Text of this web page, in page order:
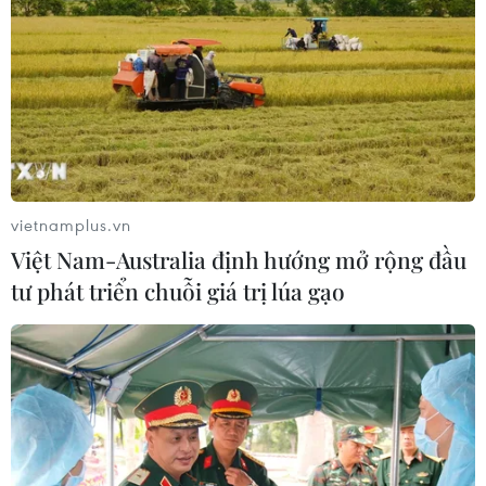
Quy định nguyên tắc hoạt động của
Ban Chỉ đạo Trung ương phòng,
chống ma túy
10/08/2026 12:00
Đẩy nhanh tiến độ cao tốc CT.07
đoạn Hà Nội-Thái Nguyên-Chợ Mới
10/08/2026 11:29
Quảng Ngãi tăng tốc hoàn thành 4
trường nội trú vùng biên trước 25/8
10/08/2026 11:21
vietnamplus.vn
Việt Nam-Australia định hướng mở rộng đầu
tư phát triển chuỗi giá trị lúa gạo